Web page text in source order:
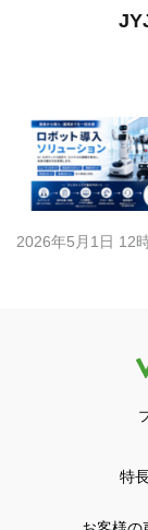
2026年5月1日 12
特